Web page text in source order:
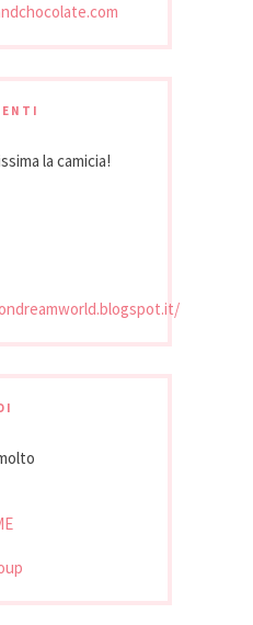
la camicia!